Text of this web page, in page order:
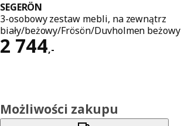
SEGERÖN
3-osobowy zestaw mebli, na zewnątrz
biały/beżowy/Frösön/Duvholmen beżowy
2 744,-
Cena 2744,-
Możliwości zakupu